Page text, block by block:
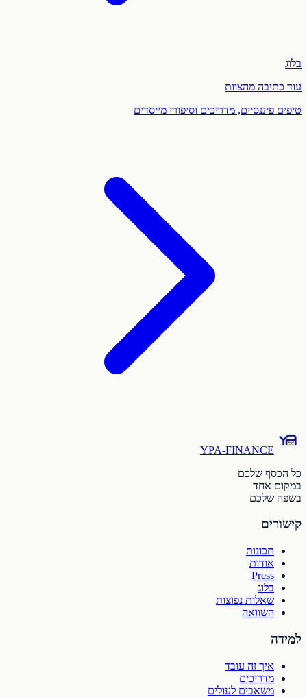
בלוג
עוד כתיבה מהצוות
טיפים פיננסיים, מדריכים וסיפורי מייסדים
YPA-FINANCE
כל הכסף שלכם
במקום אחד
בשפה שלכם
קישורים
תכונות
אודות
Press
בלוג
שאלות נפוצות
השוואה
למידה
איך זה עובד
מדריכים
משאבים לעולים